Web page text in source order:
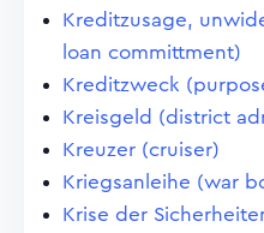
Kreditzusage,
loan committment)
Kreditzweck
Kreisgeld (district
Kreuzer (cruiser)
Kriegsanleihe (war
Krise der